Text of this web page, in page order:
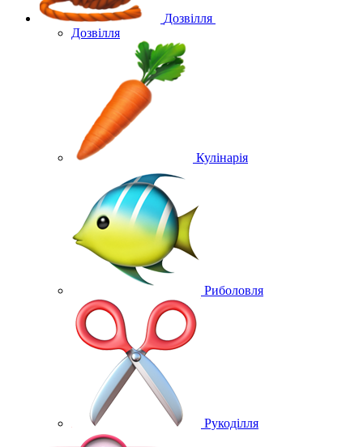
Дозвілля
Дозвілля
Кулінарія
Риболовля
Рукоділля